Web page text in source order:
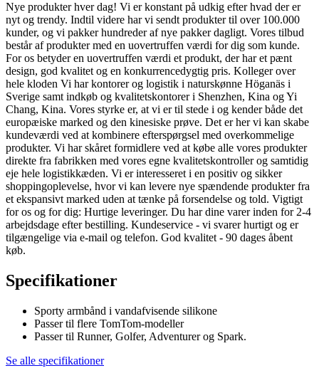
Nye produkter hver dag! Vi er konstant på udkig efter hvad der er
nyt og trendy. Indtil videre har vi sendt produkter til over 100.000
kunder, og vi pakker hundreder af nye pakker dagligt. Vores tilbud
består af produkter med en uovertruffen værdi for dig som kunde.
For os betyder en uovertruffen værdi et produkt, der har et pænt
design, god kvalitet og en konkurrencedygtig pris. Kolleger over
hele kloden Vi har kontorer og logistik i naturskønne Höganäs i
Sverige samt indkøb og kvalitetskontorer i Shenzhen, Kina og Yi
Chang, Kina. Vores styrke er, at vi er til stede i og kender både det
europæiske marked og den kinesiske prøve. Det er her vi kan skabe
kundeværdi ved at kombinere efterspørgsel med overkommelige
produkter. Vi har skåret formidlere ved at købe alle vores produkter
direkte fra fabrikken med vores egne kvalitetskontroller og samtidig
eje hele logistikkæden. Vi er interesseret i en positiv og sikker
shoppingoplevelse, hvor vi kan levere nye spændende produkter fra
et ekspansivt marked uden at tænke på forsendelse og told. Vigtigt
for os og for dig: Hurtige leveringer. Du har dine varer inden for 2-4
arbejdsdage efter bestilling. Kundeservice - vi svarer hurtigt og er
tilgængelige via e-mail og telefon. God kvalitet - 90 dages åbent
køb.
Specifikationer
Sporty armbånd i vandafvisende silikone
Passer til flere TomTom-modeller
Passer til Runner, Golfer, Adventurer og Spark.
Se alle specifikationer